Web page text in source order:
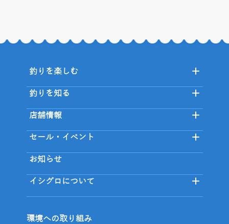
釣りを楽しむ
釣りを知る
店舗情報
セール・イベント
お知らせ
イシグロについて
環境への取り組み